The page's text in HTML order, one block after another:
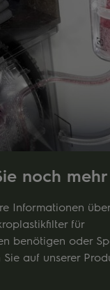
noch mehr
Informationen
für
benötigen oder
Sie auf unserer